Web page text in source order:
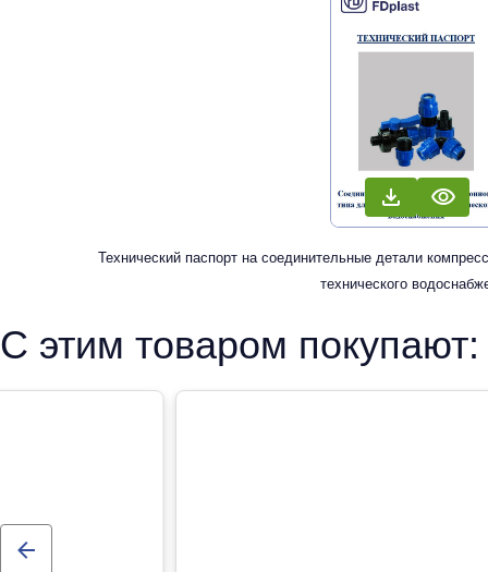
Технический паспорт на соединительные детали
технического
С этим товаром покупают: